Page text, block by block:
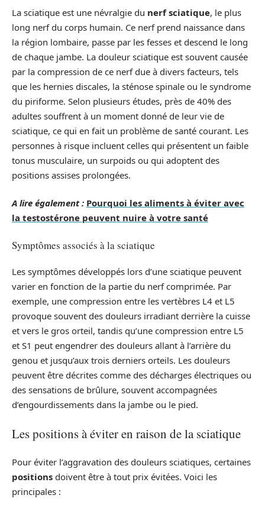
La sciatique est une névralgie du nerf sciatique, le plus
long nerf du corps humain. Ce nerf prend naissance dans
la région lombaire, passe par les fesses et descend le long
de chaque jambe. La douleur sciatique est souvent causée
par la compression de ce nerf due à divers facteurs, tels
que les hernies discales, la sténose spinale ou le syndrome
du piriforme. Selon plusieurs études, près de 40% des
adultes souffrent à un moment donné de leur vie de
sciatique, ce qui en fait un problème de santé courant. Les
personnes à risque incluent celles qui présentent un faible
tonus musculaire, un surpoids ou qui adoptent des
positions assises prolongées.
A lire également : Pourquoi les aliments à éviter avec
la testostérone peuvent nuire à votre santé
Symptômes associés à la sciatique
Les symptômes développés lors d’une sciatique peuvent
varier en fonction de la partie du nerf comprimée. Par
exemple, une compression entre les vertèbres L4 et L5
provoque souvent des douleurs irradiant derrière la cuisse
et vers le gros orteil, tandis qu’une compression entre L5
et S1 peut engendrer des douleurs allant à l’arrière du
genou et jusqu’aux trois derniers orteils. Les douleurs
peuvent être décrites comme des décharges électriques ou
des sensations de brûlure, souvent accompagnées
d’engourdissements dans la jambe ou le pied.
Les positions à éviter en raison de la sciatique
Pour éviter l’aggravation des douleurs sciatiques, certaines
positions doivent être à tout prix évitées. Voici les
principales :